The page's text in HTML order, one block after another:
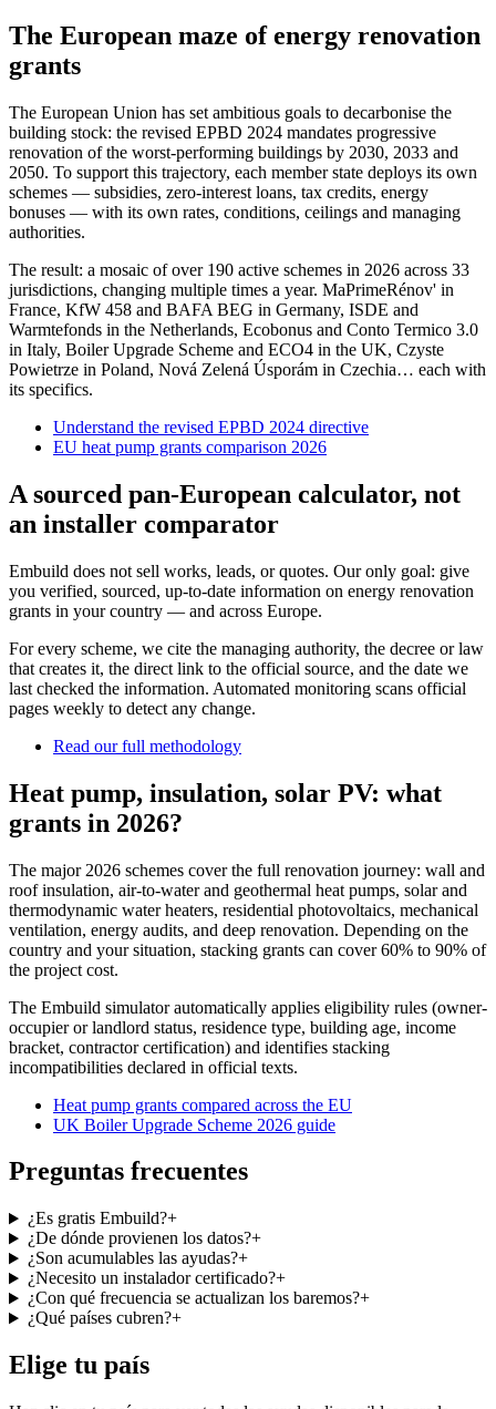
The European maze of energy renovation
grants
The European Union has set ambitious goals to decarbonise the
building stock: the revised EPBD 2024 mandates progressive
renovation of the worst-performing buildings by 2030, 2033 and
2050. To support this trajectory, each member state deploys its own
schemes — subsidies, zero-interest loans, tax credits, energy
bonuses — with its own rates, conditions, ceilings and managing
authorities.
The result: a mosaic of over 190 active schemes in 2026 across 33
jurisdictions, changing multiple times a year. MaPrimeRénov' in
France, KfW 458 and BAFA BEG in Germany, ISDE and
Warmtefonds in the Netherlands, Ecobonus and Conto Termico 3.0
in Italy, Boiler Upgrade Scheme and ECO4 in the UK, Czyste
Powietrze in Poland, Nová Zelená Úsporám in Czechia… each with
its specifics.
Understand the revised EPBD 2024 directive
EU heat pump grants comparison 2026
A sourced pan-European calculator, not
an installer comparator
Embuild does not sell works, leads, or quotes. Our only goal: give
you verified, sourced, up-to-date information on energy renovation
grants in your country — and across Europe.
For every scheme, we cite the managing authority, the decree or law
that creates it, the direct link to the official source, and the date we
last checked the information. Automated monitoring scans official
pages weekly to detect any change.
Read our full methodology
Heat pump, insulation, solar PV: what
grants in 2026?
The major 2026 schemes cover the full renovation journey: wall and
roof insulation, air-to-water and geothermal heat pumps, solar and
thermodynamic water heaters, residential photovoltaics, mechanical
ventilation, energy audits, and deep renovation. Depending on the
country and your situation, stacking grants can cover 60% to 90% of
the project cost.
The Embuild simulator automatically applies eligibility rules (owner-
occupier or landlord status, residence type, building age, income
bracket, contractor certification) and identifies stacking
incompatibilities declared in official texts.
Heat pump grants compared across the EU
UK Boiler Upgrade Scheme 2026 guide
Preguntas frecuentes
¿Es gratis Embuild?+
¿De dónde provienen los datos?+
¿Son acumulables las ayudas?+
¿Necesito un instalador certificado?+
¿Con qué frecuencia se actualizan los baremos?+
¿Qué países cubren?+
Elige tu país